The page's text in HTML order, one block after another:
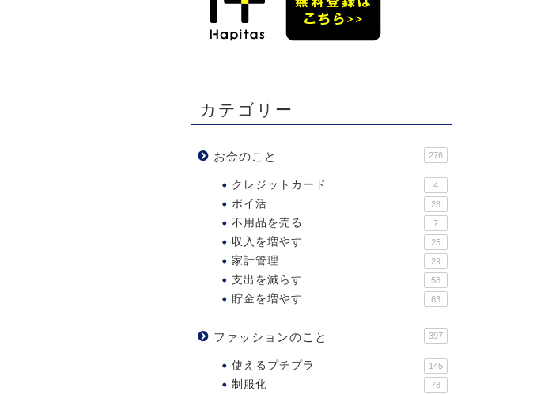
カテゴリー
お金のこと 276
クレジットカード 4
ポイ活 28
不用品を売る 7
収入を増やす 25
家計管理 29
支出を減らす 58
貯金を増やす 63
ファッションのこと 397
使えるプチプラ 145
制服化 78